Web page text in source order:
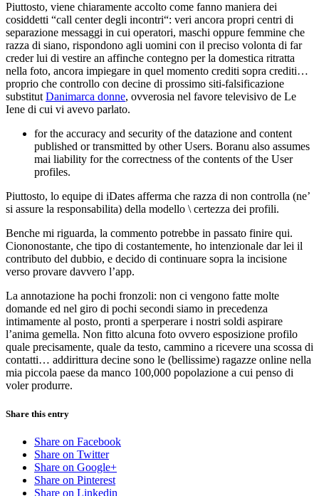
Piuttosto, viene chiaramente accolto come fanno maniera dei
cosiddetti “call center degli incontri“: veri ancora propri centri di
separazione messaggi in cui operatori, maschi oppure femmine che
razza di siano, rispondono agli uomini con il preciso volonta di far
creder lui di vestire an affinche contegno per la domestica ritratta
nella foto, ancora impiegare in quel momento crediti sopra crediti…
proprio che controllo con decine di prossimo siti-falsificazione
substitutDanimarca donne, ovverosia nel favore televisivo de Le
Iene di cui vi avevo parlato.
for the accuracy and security of the datazione and content
published or transmitted by other Users. Boranu also assumes
mai liability for the correctness of the contents of the User
profiles.
Piuttosto, lo equipe di iDates afferma che razza di non controlla (ne’
si assure la responsabilita) della modello \ certezza dei profili.
Benche mi riguarda, la commento potrebbe in passato finire qui.
Ciononostante, che tipo di costantemente, ho intenzionale dar lei il
contributo del dubbio, e decido di continuare sopra la incisione
verso provare davvero l’app.
La annotazione ha pochi fronzoli: non ci vengono fatte molte
domande ed nel giro di pochi secondi siamo in precedenza
intimamente al posto, pronti a sperperare i nostri soldi aspirare
l’anima gemella. Non fitto alcuna foto ovvero esposizione profilo
quale precisamente, quale da testo, cammino a ricevere una scossa di
contatti… addirittura decine sono le (bellissime) ragazze online nella
mia piccola paese da manco 100,000 popolazione a cui penso di
voler produrre.
Share this entry
Share on Facebook
Share on Twitter
Share on Google+
Share on Pinterest
Share on Linkedin